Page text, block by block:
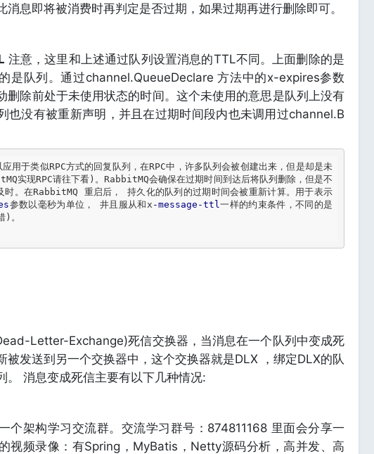
消息即将被消费时再判定是否过期，如果过期再进行删除即可。
注意，这里和上述通过队列设置消息的TTL不同。上面删除的是
是队列。通过channel.QueueDeclare 方法中的x-expires参数
删除前处于未使用状态的时间。这个未使用的意思是队列上没有
也没有被重新声明，并且在过期时间段内也未调用过channel.B
用于类似RPC方式的回复队列，在RPC中，许多队列会被创建出来，但是却是未
实现RPC请往下看)。RabbitMQ会确保在过期时间到达后将队列删除，但是不
时。在RabbitMQ 重启后， 持久化的队列的过期时间会被重新计算。用于表示
参数以毫秒为单位， 井且服从和x -message -ttl一样的约束条件，不同的是
)。
Letter-Exchange)死信交换器，当消息在一个队列中变成死
被发送到另一个交换器中，这个交换器就是DLX ，绑定DLX的队
。 消息变成死信主要有以下几种情况:
个架构学习交流群。交流学习群号：874811168 里面会分享一
视频录像：有Spring，MyBatis，Netty源码分析，高并发、高